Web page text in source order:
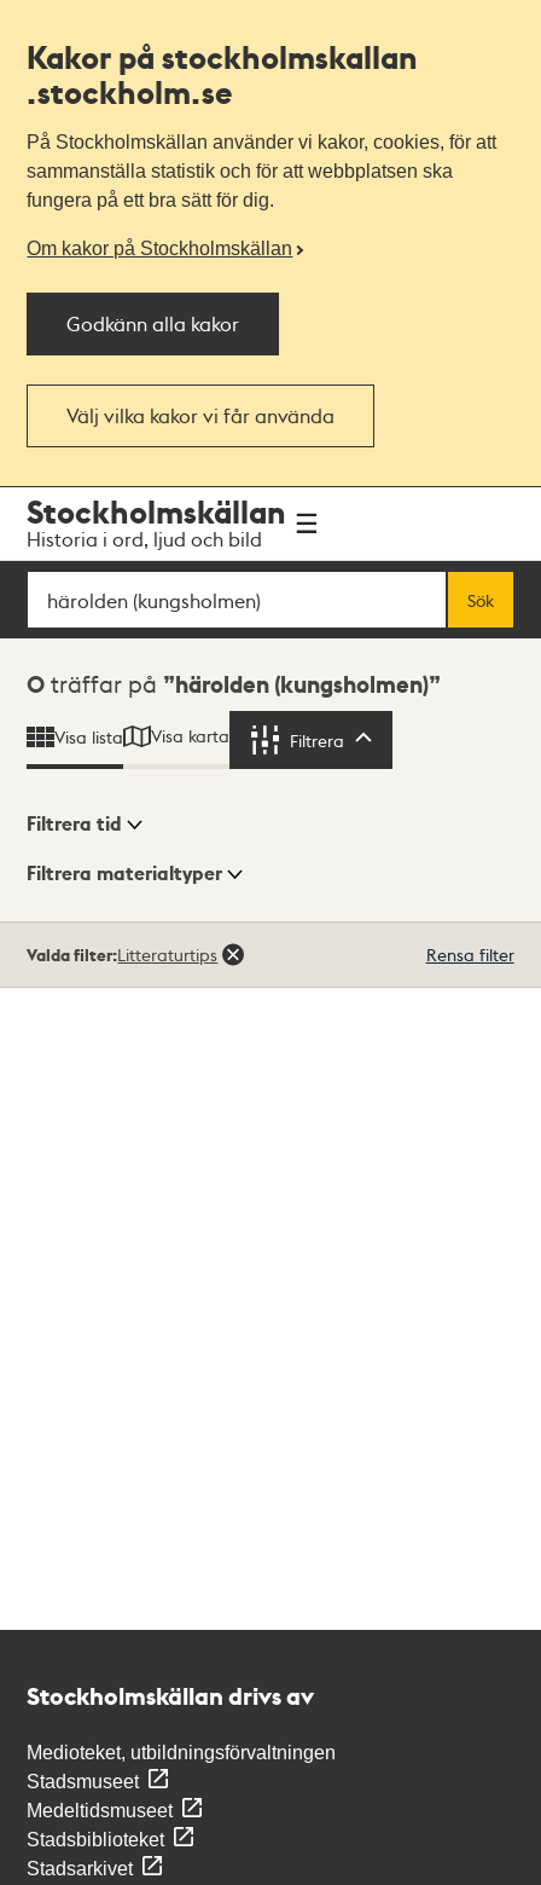
Kakor på stockholmskallan
.stockholm.se
På Stockholmskällan använder vi kakor, cookies, för att
sammanställa statistik och för att webbplatsen ska
fungera på ett bra sätt för dig.
Om kakor på Stockholmskällan
Godkänn alla kakor
Välj vilka kakor vi får använda
navigationen
huvudinnehållet
Stockholmskällan
Historia i ord, ljud och bild
Sök
Sök
Sökresultat
0 träffar på härolden (kungsholmen)
Visa lista Visa karta Filtrera
Visningsläge
Filtrera tid
Filtrera materialtyper
träffar
Valda filter:Litteraturtips Rensa filter
Stockholmskällan drivs av
Medioteket, utbildningsförvaltningen
Stadsmuseet
Medeltidsmuseet
Stadsbiblioteket
Stadsarkivet